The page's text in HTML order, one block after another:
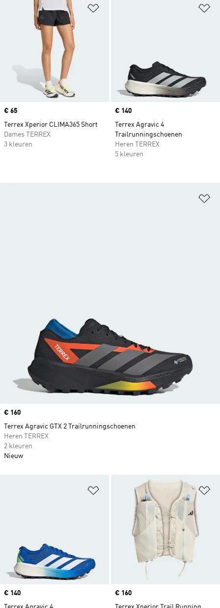
Price
€ 65
Terrex Xperior CLIMA365 Short
Dames TERREX
3 kleuren
Price
€ 140
Terrex Agravic 4
Trailrunningschoenen
Heren TERREX
5 kleuren
Op verlanglijst zetten
Price
€ 140
Price
€ 160
Price
€ 160
Terrex Agravic GTX 2 Trailrunningschoenen
Heren TERREX
2 kleuren
Nieuw